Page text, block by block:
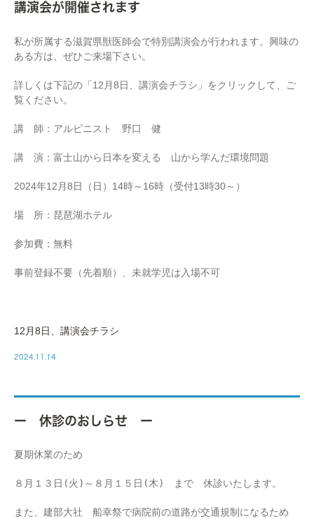
講演会が開催されます
私が所属する滋賀県獣医師会で特別講演会が行われます。興味の
ある方は、ぜひご来場下さい。
詳しくは下記の「12月8日、講演会チラシ」をクリックして、ご
覧ください。
講 師：アルピニスト 野口 健
講 演：富士山から日本を変える 山から学んだ環境問題
2024年12月8日（日）14時～16時（受付13時30～）
場 所：琵琶湖ホテル
参加費：無料
事前登録不要（先着順）、未就学児は入場不可
12月8日、講演会チラシ
2024.11.14
ー 休診のおしらせ ー
夏期休業のため
８月１３日(火)～８月１５日(木) まで 休診いたします。
また、建部大社 船幸祭で病院前の道路が交通規制になるため